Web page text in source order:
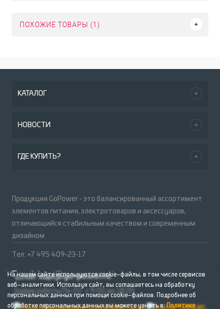
ПОХОЖИЕ ТОВАРЫ (1)
КАТАЛОГ
НОВОСТИ
ГДЕ КУПИТЬ?
Продукция GoPower - это балансированный ассортимент
элементов питания, электротоваров и аксессуаров,
отличающийся стабильным качеством и современным
дизайном
Тел: +7 495 409-23-17
Email:kupi@go-power.ru
График работы Пн-Пт: с 9:00 до 18:00
На нашем сайте используются cookie–файлы, в том числе сервисов
веб–аналитики. Используя сайт, вы соглашаетесь на обработку
персональных данных при помощи cookie–файлов. Подробнее об
обработке персональных данных вы можете узнать в:Политике